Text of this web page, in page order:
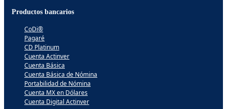
Productos bancarios
CoDi®
Pagaré
CD Platinum
Cuenta Actinver
Cuenta Básica
Cuenta Básica de Nómina
Portabilidad de Nómina
Cuenta MX en Dólares
Cuenta Digital Actinver